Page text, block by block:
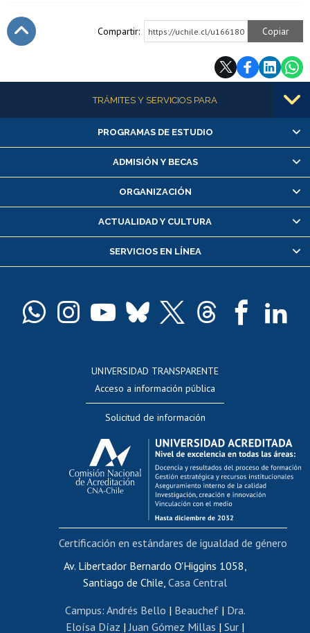
Compartir: https://uchile.cl/u166180 Copiar
Más informaciónTRÁMITES Y SERVICIOS PARA
Alumnas/os y exalumnas/os
Matrícula en línea
Inscripción y cambio de asignaturas
Consulta y certificado de notas
Servicio médico y dental
Pago de arancel y crédito alumnos
Docentes
Evaluación docente
Calificación académica
Postulación al AUCAI
Funcionarias/os
Cursos internos de capacitación
Bienestar del personal
Portal de movilidad interna
Certificado de renta
Certificado de renta honorarios
Editar páginas blancas
PROGRAMAS DE ESTUDIO
ADMISIÓN Y BECAS
ORGANIZACIÓN
ACTUALIDAD Y CULTURA
SERVICIOS EN LÍNEA
UNIVERSIDAD TRANSPARENTE
Acceso a información pública
Solicitud de información
Av. Libertador Bernardo O'Higgins 1058,
Santiago de Chile, Casa Central
Campus: Andrés Bello | Beauchef| Dra.
Eloísa Díaz |Juan Gómez Millas | Sur |
Certificación en estándares de igualdad de género